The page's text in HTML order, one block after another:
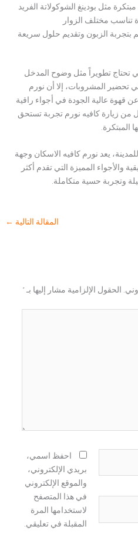
مثل بودينغ الشوكولاتة الفريد
مختلف الزوار
بتجربة الزبون وتقديم حلول سريعة
تحتاج تطويراً مثل وضوح المدخل
المشروبات، إلا أن نورم
قهوة عالية الجودة في أجواء راقية
زيارة کافیه نورم تجربة تستحق
المبتكرة.
يعد نورم كافيه الاسكان وجهة
والأجواء المميزة التي تقدم أكثر
وتجربة حسية متكاملة.
المقالة التالية ←
الحقول الإلزامية مشار إليها بـ *
احفظ اسمي،
بريدي الإلكتروني،
والموقع الإلكتروني
في هذا المتصفح
لاستخدامها المرة
المقبلة في تعليقي.